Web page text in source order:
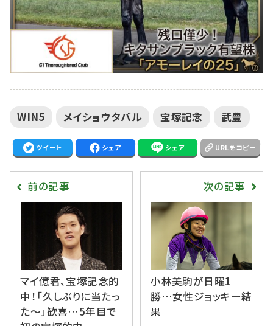
WIN5 メイショウタバル 宝塚記念 武豊
ツイート シェア シェア URLをコピー
前の記事
マイ億君、宝塚記念的
中！「久しぶりに当たっ
た〜」歓喜…5年目で
次の記事
小林美駒が日曜1
勝…女性ジョッキー結
果